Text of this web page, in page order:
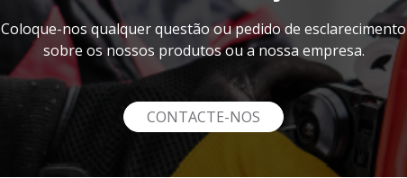
Coloque-nos qualquer questão ou pedido de esclarecimento
sobre os nossos produtos ou a nossa empresa.
CONTACTE-NOS